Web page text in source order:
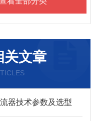
关文章
器技术参数及选型